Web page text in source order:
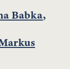
Babka,